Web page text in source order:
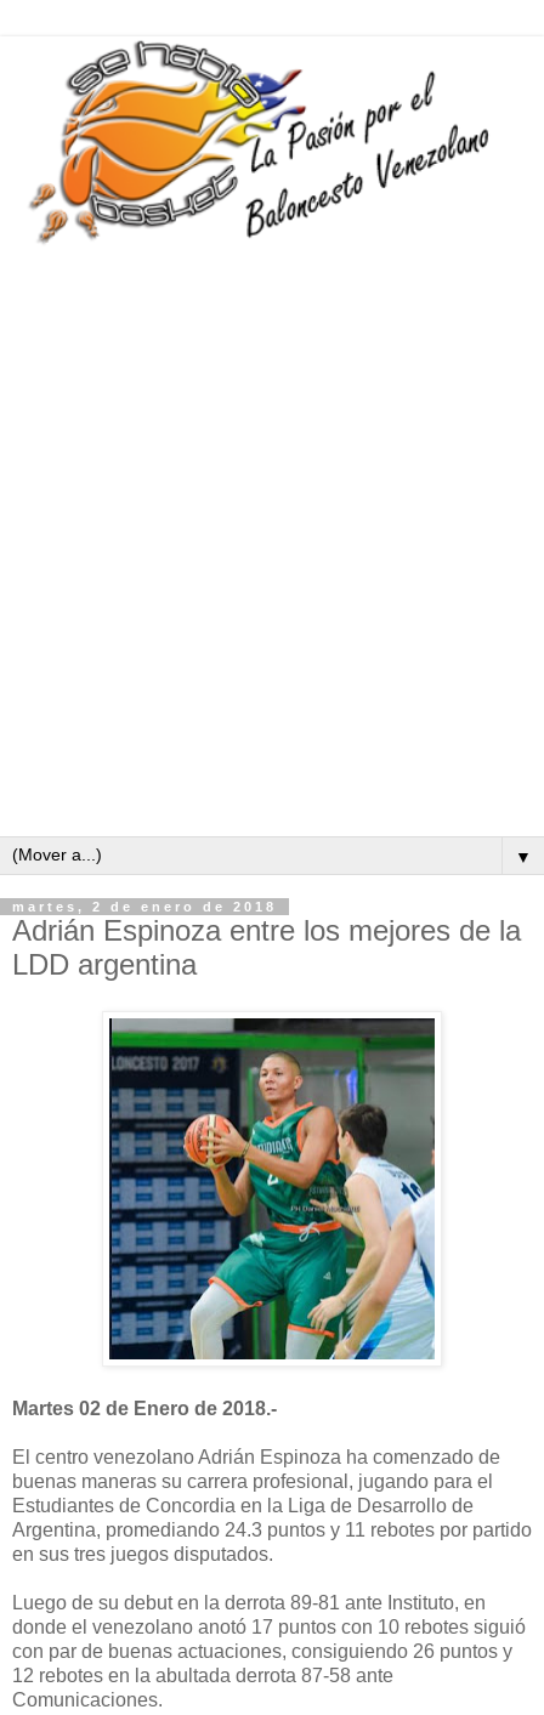
▼
martes, 2 de enero de 2018
Adrián Espinoza entre los mejores de la
LDD argentina
Martes 02 de Enero de 2018.-
El centro venezolano Adrián Espinoza ha comenzado de
buenas maneras su carrera profesional, jugando para el
Estudiantes de Concordia en la Liga de Desarrollo de
Argentina, promediando 24.3 puntos y 11 rebotes por partido
en sus tres juegos disputados.
Luego de su debut en la derrota 89-81 ante Instituto, en
donde el venezolano anotó 17 puntos con 10 rebotes siguió
con par de buenas actuaciones, consiguiendo 26 puntos y
12 rebotes en la abultada derrota 87-58 ante
Comunicaciones.